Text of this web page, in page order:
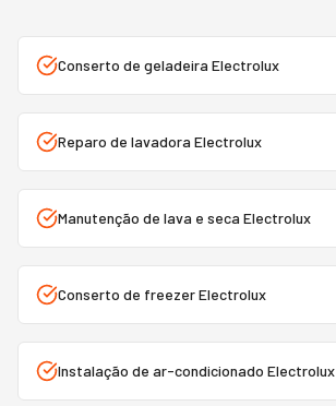
Conserto de geladeira Electrolux
Reparo de lavadora Electrolux
Manutenção de lava e seca Electrolux
Conserto de freezer Electrolux
Instalação de ar-condicionado Electrolux